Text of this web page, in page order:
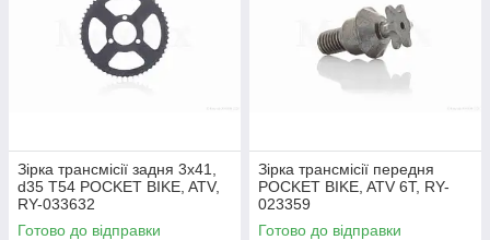
Зірка трансмісії задня 3x41,
d35 T54 POCKET BIKE, ATV,
RY-033632
Готово до відправки
Зірка трансмісії передня
POCKET BIKE, ATV 6T, RY-
023359
Готово до відправки